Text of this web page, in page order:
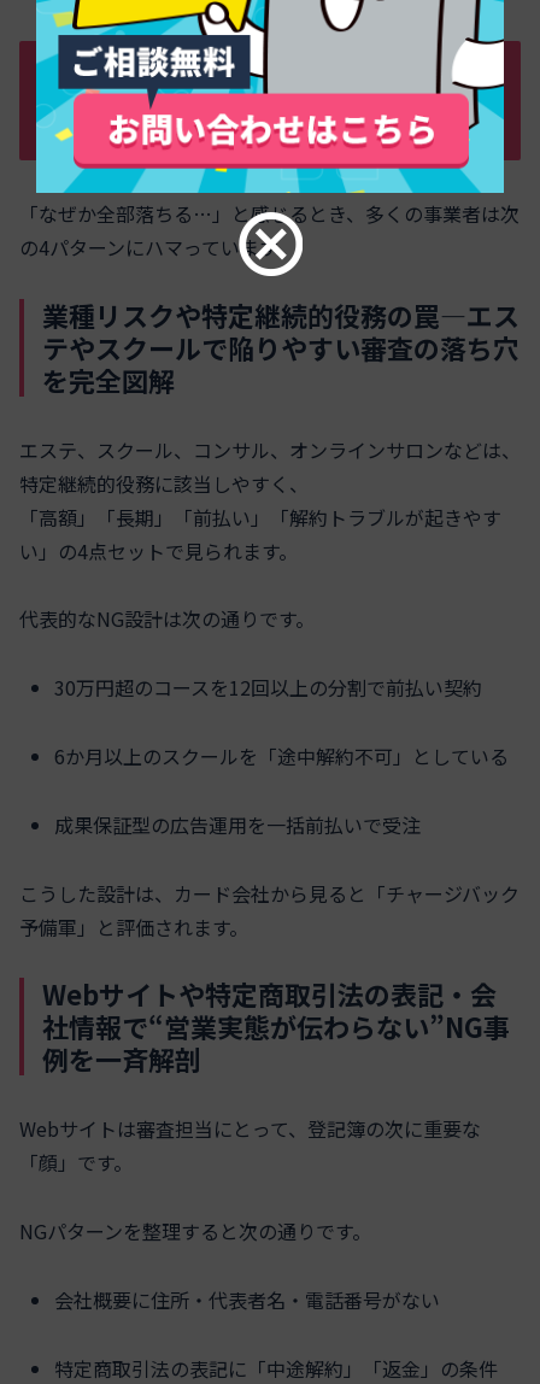
審査でクレジットが加盟店審査から落ち
た事業者によくある4つの「落とし穴」パ
ターン
「なぜか全部落ちる…」と感じるとき、多くの事業者は次
の4パターンにハマっています。
業種リスクや特定継続的役務の罠―エス
テやスクールで陥りやすい審査の落ち穴
を完全図解
エステ、スクール、コンサル、オンラインサロンなどは、
特定継続的役務に該当しやすく、
「高額」「長期」「前払い」「解約トラブルが起きやす
い」の4点セットで見られます。
代表的なNG設計は次の通りです。
30万円超のコースを12回以上の分割で前払い契約
6か月以上のスクールを「途中解約不可」としている
成果保証型の広告運用を一括前払いで受注
こうした設計は、カード会社から見ると「チャージバック
予備軍」と評価されます。
Webサイトや特定商取引法の表記・会
社情報で“営業実態が伝わらない”NG事
例を一斉解剖
Webサイトは審査担当にとって、登記簿の次に重要な
「顔」です。
NGパターンを整理すると次の通りです。
会社概要に住所・代表者名・電話番号がない
特定商取引法の表記に「中途解約」「返金」の条件